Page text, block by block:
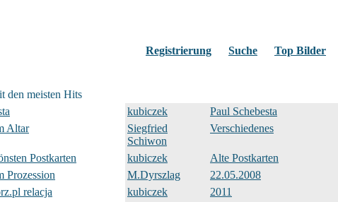
Registrierung Suche Top Bilder
den meisten Hits
kubiczek Paul Schebesta
Altar
Siegfried
Schiwon
Verschiedenes
Postkarten kubiczek Alte Postkarten
Prozession M.Dyrszlag 22.05.2008
relacja kubiczek 2011